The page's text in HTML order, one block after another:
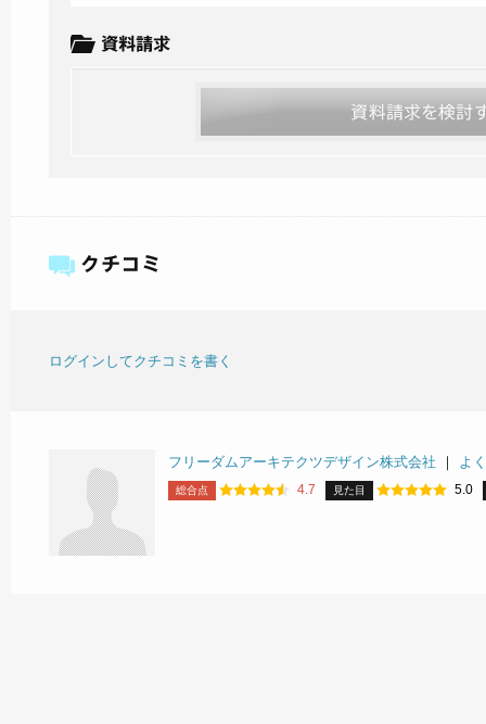
ログインしてクチコミを書く
フリーダムアーキテクツデザイン株式会社 ｜ よ
総合点 4.7 見た目 5.0